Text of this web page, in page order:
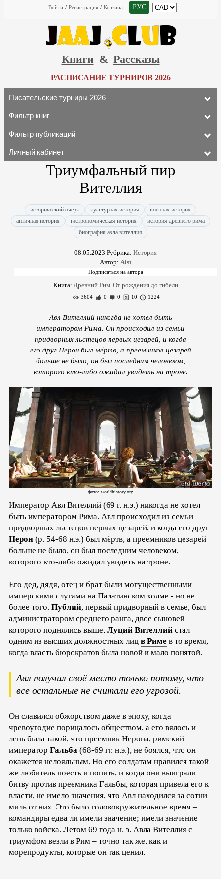
Войти / Регистрация / Корзина РУС
Книги & Рассказы
РАСПИСАНИЕ ТУРНИРОВ 2026
Писательские турниры 2026
Фильтр книг
Фильтр публикаций
Личный кабинет
Триумфальный пир
Вителлия
исторический очерк культурная история
военная история
античная история
гастрономическая история
история древнего рима
биография авла вителлия
08.05.2023 Рубрика: История
Автор: Aist
Книга: Древний Рим. От рождения до гибели
3604 0 0 10 1224
Авл Вителлий никогда не хотел быть
императором Рима. Он происходил из семьи
придворных льстецов первых цезарей, и когда
его друг Нерон был мёртв, а преемников цезарей
больше не было, он был последним человеком,
которого кто-либо ожидал увидеть на троне.
фото: worldhistory.org
Император Авл Вителлий (69 г. н.э.) никогда не хотел
быть императором Рима. Авл происходил из семьи
придворных льстецов первых цезарей, и когда его друг
Нерон (р. 54-68 н.э.) был мёртв, а преемников цезарей
больше не было, он был последним человеком,
которого кто-либо ожидал увидеть на троне.
Его дед, дядя, отец и брат были могущественными
имперскими слугами на Палатинском холме - но не
более того. Публий, первый придворный в семье, был
администратором среднего ранга, двое сыновей
которого поднялись выше, Луций Вителлий стал
одним из высших должностных лиц в Риме в то время,
когда власть бюрократов была новой и мало понятой.
Авл получил своё место только потому, что
все остальные не считали его угрозой.
Он славился обжорством даже в эпоху, когда
чревоугодие порицалось обществом, а его вялось и
лень была такой, что преемник Нерона, римский
император Гальба (68-69 гг. н.э.), не боялся, что он
окажется нелояльным. Но его солдатам нравился такой
же любитель поесть и попить, и когда они выиграли
битву против преемника Гальбы, которая привела его к
власти, не имело значения, что Авл находился за сотни
миль от них. Это было головокружительное время –
командиры едва ли имели значение; имели значение
только войска. Летом 69 года н. э. Авла Вителлия с
триумфом везли в Рим – точно так же, как и
морепродукты, которые он так ценил.